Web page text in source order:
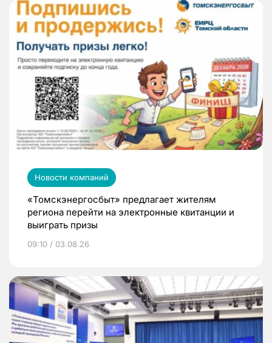
Новости компаний
«Томскэнергосбыт» предлагает жителям
региона перейти на электронные квитанции и
выиграть призы
09:10 / 03.08.26